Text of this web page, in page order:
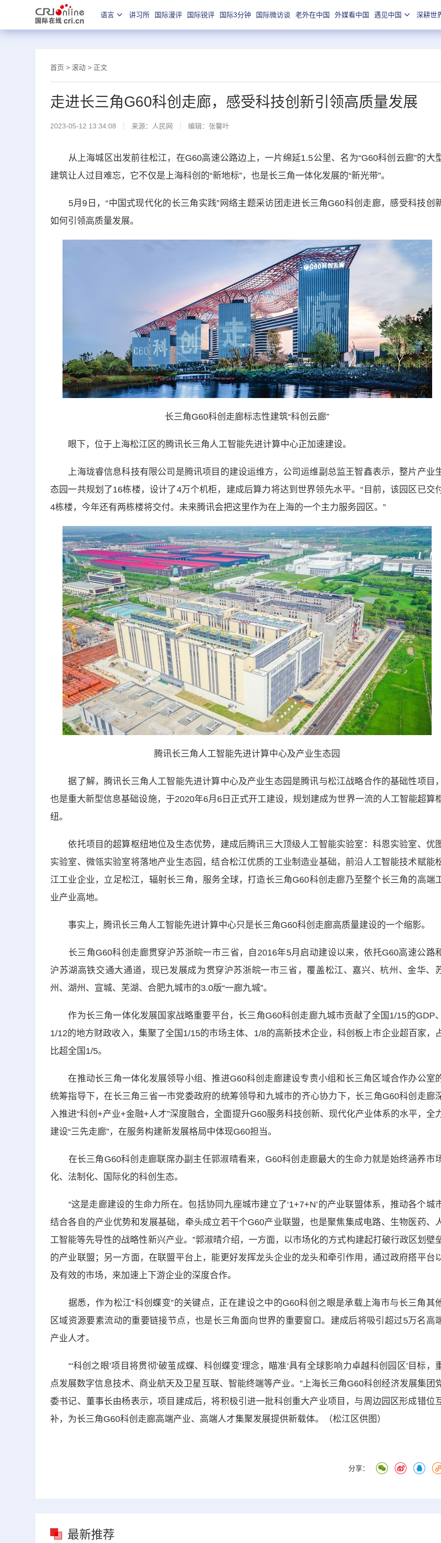
语言 讲习所 国际漫评 国际锐评 国际3分钟 国际微访谈 老外在中国 外媒看中国 遇见中国 深耕世
首页 > 滚动 > 正文
走进长三角G60科创走廊，感受科技创新引领高质量发展
2023-05-12 13:34:08 来源： 人民网 编辑：张馨叶
从上海城区出发前往松江，在G60高速公路边上，一片绵延1.5公里、名为“G60科创云廊”的大
建筑让人过目难忘，它不仅是上海科创的“新地标”，也是长三角一体化发展的“新光带”。
5月9日，“中国式现代化的长三角实践”网络主题采访团走进长三角G60科创走廊，感受科技创
如何引领高质量发展。
长三角G60科创走廊标志性建筑“科创云廊”
眼下，位于上海松江区的腾讯长三角人工智能先进计算中心正加速建设。
上海珑睿信息科技有限公司是腾讯项目的建设运维方，公司运维副总监王智鑫表示，整片产业
态园一共规划了16栋楼，设计了4万个机柜，建成后算力将达到世界领先水平。“目前，该园区已交
4栋楼，今年还有两栋楼将交付。未来腾讯会把这里作为在上海的一个主力服务园区。”
腾讯长三角人工智能先进计算中心及产业生态园
据了解，腾讯长三角人工智能先进计算中心及产业生态园是腾讯与松江战略合作的基础性项目，
也是重大新型信息基础设施，于2020年6月6日正式开工建设，规划建成为世界一流的人工智能超算
纽。
依托项目的超算枢纽地位及生态优势，建成后腾讯三大顶级人工智能实验室：科恩实验室、优
实验室、微瓴实验室将落地产业生态园，结合松江优质的工业制造业基础，前沿人工智能技术赋能
江工业企业，立足松江，辐射长三角，服务全球，打造长三角G60科创走廊乃至整个长三角的高端
业产业高地。
事实上，腾讯长三角人工智能先进计算中心只是长三角G60科创走廊高质量建设的一个缩影。
长三角G60科创走廊贯穿沪苏浙皖一市三省，自2016年5月启动建设以来，依托G60高速公路
沪苏湖高铁交通大通道，现已发展成为贯穿沪苏浙皖一市三省，覆盖松江、嘉兴、杭州、金华、
州、湖州、宣城、芜湖、合肥九城市的3.0版“一廊九城”。
作为长三角一体化发展国家战略重要平台，长三角G60科创走廊九城市贡献了全国1/15的GDP、
1/12的地方财政收入，集聚了全国1/15的市场主体、1/8的高新技术企业，科创板上市企业超百家，
比超全国1/5。
在推动长三角一体化发展领导小组、推进G60科创走廊建设专责小组和长三角区域合作办公室
统筹指导下，在长三角三省一市党委政府的统筹领导和九城市的齐心协力下，长三角G60科创走廊
入推进“科创+产业+金融+人才”深度融合，全面提升G60服务科技创新、现代化产业体系的水平，全
建设“三先走廊”，在服务构建新发展格局中体现G60担当。
在长三角G60科创走廊联席办副主任郭淑晴看来，G60科创走廊最大的生命力就是始终涵养市
化、法制化、国际化的科创生态。
“这是走廊建设的生命力所在。包括协同九座城市建立了‘1+7+N’的产业联盟体系，推动各个城
结合各自的产业优势和发展基础，牵头成立若干个G60产业联盟，也是聚焦集成电路、生物医药、
工智能等先导性的战略性新兴产业。”郭淑晴介绍，一方面，以市场化的方式构建起打破行政区划壁
的产业联盟；另一方面，在联盟平台上，能更好发挥龙头企业的龙头和牵引作用，通过政府搭平台
及有效的市场，来加速上下游企业的深度合作。
据悉，作为松江“科创蝶变”的关键点，正在建设之中的G60科创之眼是承载上海市与长三角其
区域资源要素流动的重要链接节点，也是长三角面向世界的重要窗口。建成后将吸引超过5万名高
产业人才。
“‘科创之眼’项目将贯彻‘破茧成蝶、科创蝶变’理念，瞄准‘具有全球影响力卓越科创园区’目标，
点发展数字信息技术、商业航天及卫星互联、智能终端等产业。”上海长三角G60科创经济发展集团
委书记、董事长由杨表示，项目建成后，将积极引进一批科创重大产业项目，与周边园区形成错位
补，为长三角G60科创走廊高端产业、高端人才集聚发展提供新载体。（松江区供图）
分享：
最新推荐